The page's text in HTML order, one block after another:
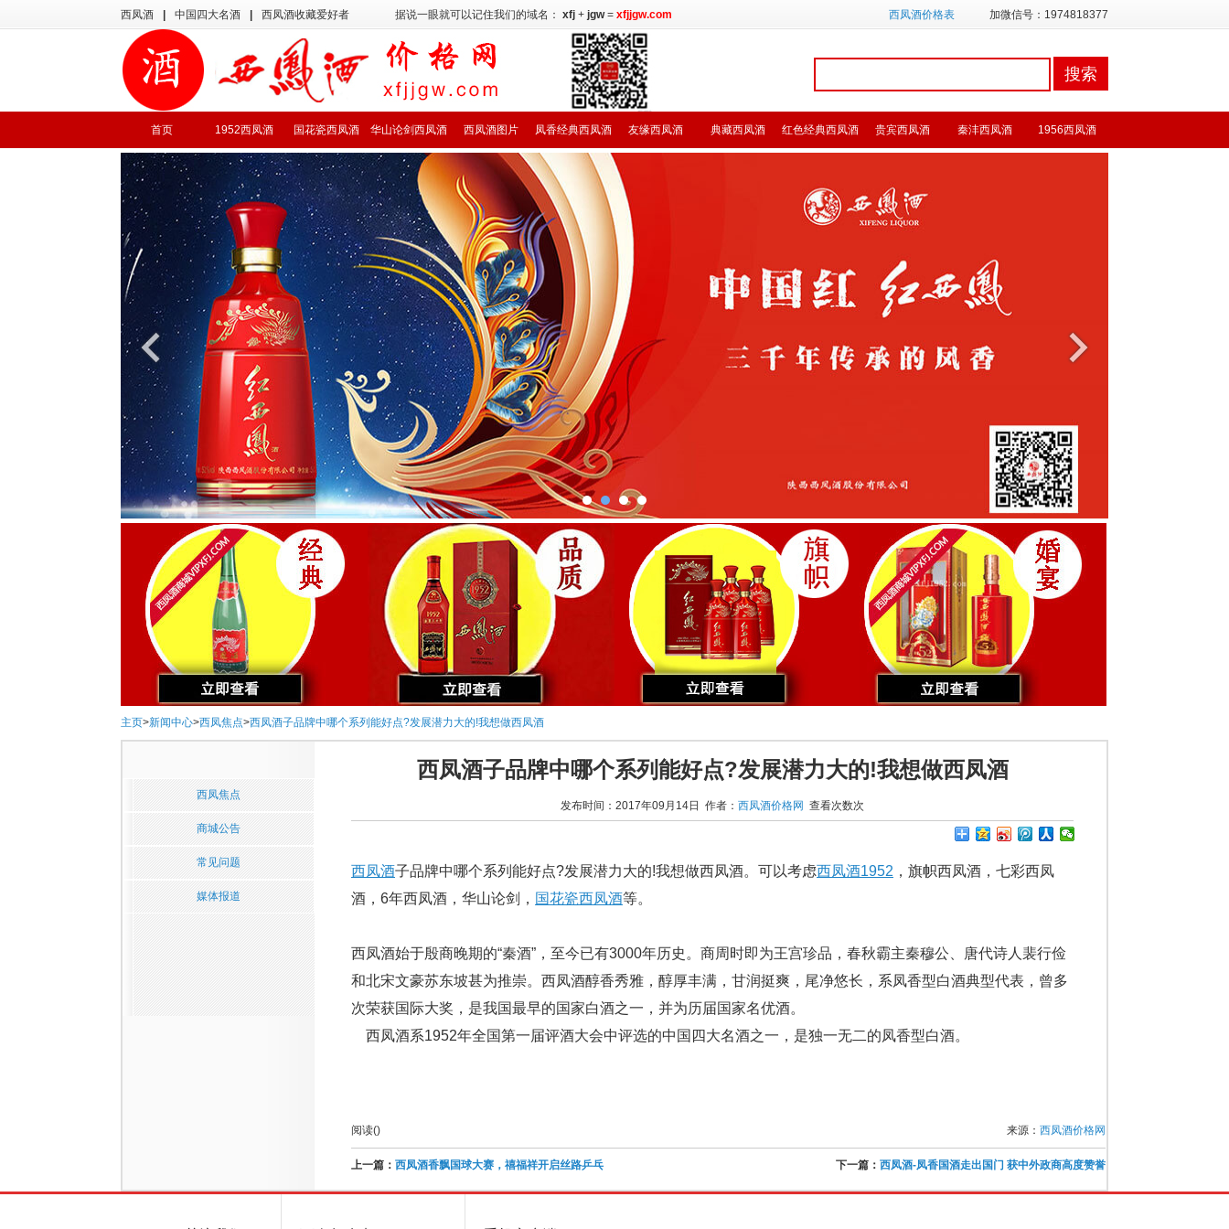
西凤酒 中国四大名酒 西凤酒收藏爱好者 据说一眼就可以记住我们的域名： xfj + jgw= xfjjgw.com 西凤酒价格表 加微信号：1974818377
首页 1952西凤酒 国花瓷西凤酒 华山论剑西凤酒 西凤酒图片 凤香经典西凤酒 友缘西凤酒 典藏西凤酒 红色经典西凤酒 贵宾西凤酒 秦沣西凤酒 1956西凤酒
主页>新闻中心>西凤焦点>西凤酒子品牌中哪个系列能好点?发展潜力大的!我想做西凤酒
西凤焦点
商城公告
常见问题
媒体报道
西凤酒子品牌中哪个系列能好点?发展潜力大的!我想做西凤酒
发布时间：2017年09月14日 作者： 西凤酒价格网 查看次数次
西凤酒子品牌中哪个系列能好点?发展潜力大的!我想做西凤酒。可以考虑西凤酒1952 ，旗帜西凤酒，七彩西凤
酒，6年西凤酒，华山论剑， 国花瓷西凤酒等。
西凤酒始于殷商晚期的“秦酒”，至今已有3000年历史。商周时即为王宫珍品，春秋霸主秦穆公、唐代诗人裴行俭
和北宋文豪苏东坡甚为推崇。西凤酒醇香秀雅，醇厚丰满，甘润挺爽，尾净悠长，系凤香型白酒典型代表，曾多
次荣获国际大奖，是我国最早的国家白酒之一，并为历届国家名优酒。
西凤酒系1952年全国第一届评酒大会中评选的中国四大名酒之一，是独一无二的凤香型白酒。
阅读() 来源： 西凤酒价格网
上一篇： 西凤酒香飘国球大赛，禧福祥开启丝路乒乓 下一篇： 西凤酒-凤香国酒走出国门 获中外政商高度赞誉